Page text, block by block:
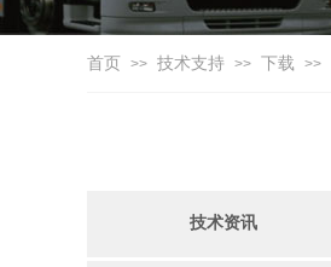
首页 >> 技术支持 >> 下载 >>
技术资讯